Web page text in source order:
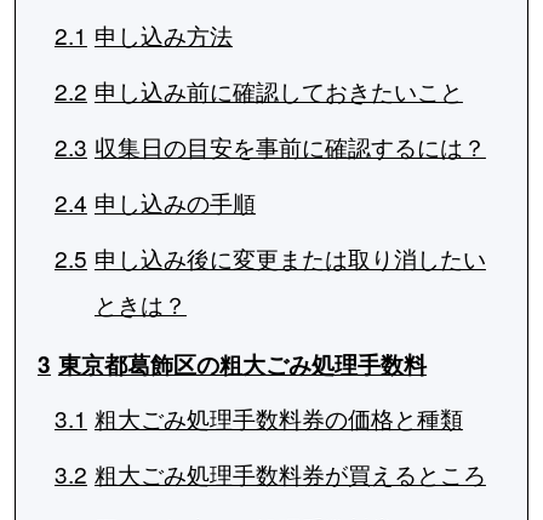
2.1 申し込み方法
2.2 申し込み前に確認しておきたいこと
2.3 収集日の目安を事前に確認するには？
2.4 申し込みの手順
2.5 申し込み後に変更または取り消したい
ときは？
3 東京都葛飾区の粗大ごみ処理手数料
3.1 粗大ごみ処理手数料券の価格と種類
3.2 粗大ごみ処理手数料券が買えるところ